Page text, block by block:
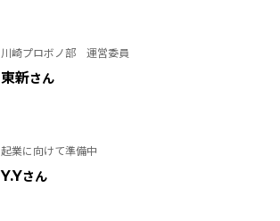
川崎プロボノ部 運営委員
東新さん
起業に向けて準備中
Y.Yさん